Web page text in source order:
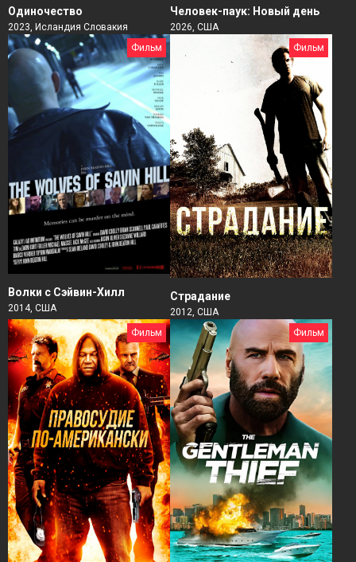
Одиночество
2023, Исландия Словакия
Человек-паук: Новый день
2026, США
Фильм
Волки с Сэйвин-Хилл
2014, США
Фильм
Страдание
2012, США
Фильм
Фильм